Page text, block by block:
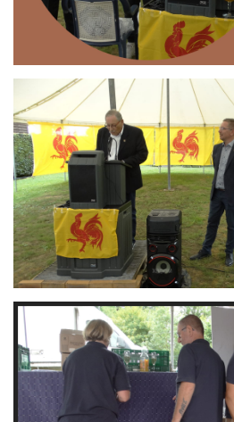
Branding
ARMCHAIR
Branding
ARMCHAIR